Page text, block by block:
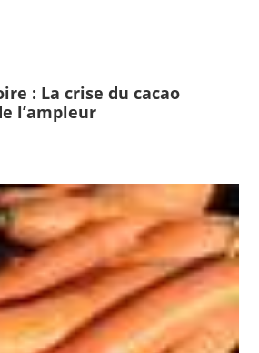
: La crise du cacao
l’ampleur